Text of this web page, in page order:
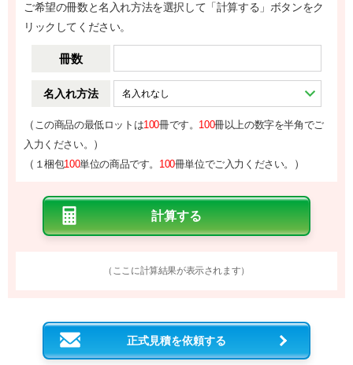
ご希望の冊数と名入れ方法を選択して「計算する」ボタンをク
リックしてください。
冊数
名入れ方法
（ この商品の最低ロットは100冊です。 100冊以上の数字を半角でご
入力ください。
）
（ １梱包100単位の商品です。 100冊単位でご入力ください。 ）
（ここに計算結果が表示されます）
正式見積を依頼する